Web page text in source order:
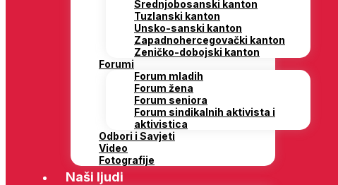
Srednjobosanski kanton
Tuzlanski kanton
Unsko-sanski kanton
Zapadnohercegovački kanton
Zeničko-dobojski kanton
Forumi
Forum mladih
Forum žena
Forum seniora
Forum sindikalnih aktivista i
aktivistica
Odbori i Savjeti
Video
Fotografije
Naši ljudi